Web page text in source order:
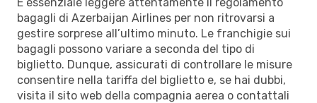
bagagli di Azerbaijan Airlines per non ritrovarsi a
gestire sorprese all’ultimo minuto. Le franchigie sui
bagagli possono variare a seconda del tipo di
biglietto. Dunque, assicurati di controllare le misure
consentire nella tariffa del biglietto e, se hai dubbi,
visita il sito web della compagnia aerea o contattali